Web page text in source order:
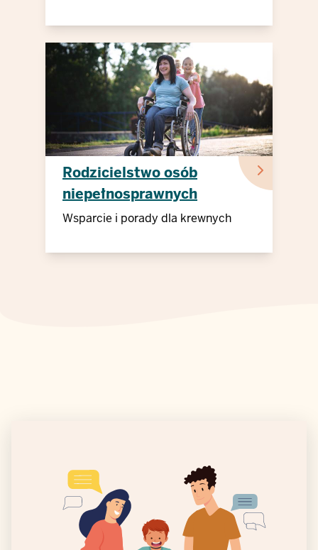
Rodzicielstwo osób
niepełnosprawnych
Wsparcie i porady dla krewnych